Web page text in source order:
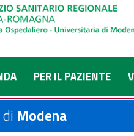
PER IL PAZIENTE
Modena